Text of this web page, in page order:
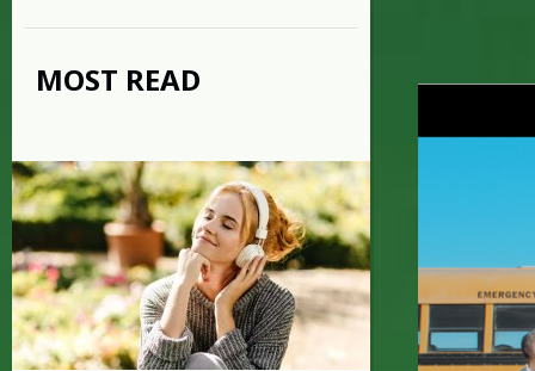
MOST READ bts.png